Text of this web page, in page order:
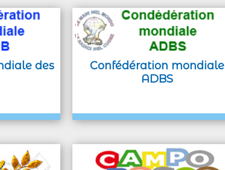
des
Confédération mondiale
ADBS